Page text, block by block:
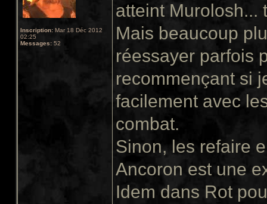
Inscription: Mar 18 Déc 2012
02:25
Messages: 52
atteint Murolosh...
Mais beaucoup
réessayer parfois
recommençant si
facilement avec
combat.
Sinon, les refaire
Ancoron est une
Idem dans Rot